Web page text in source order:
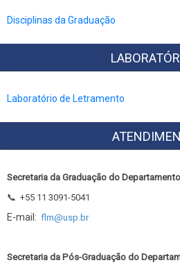
Disciplinas da Graduação
Laboratório de Letramento
Secretaria da Graduação do
📞 +55 11 3091-5041
E-mail: flm@usp.br
Secretaria da Pós-Graduação do